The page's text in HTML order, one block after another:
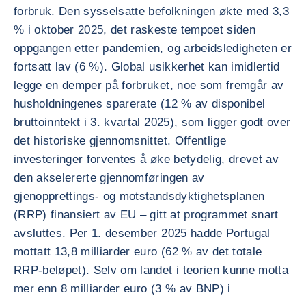
forbruk. Den sysselsatte befolkningen økte med 3,3
% i oktober 2025, det raskeste tempoet siden
oppgangen etter pandemien, og arbeidsledigheten er
fortsatt lav (6 %). Global usikkerhet kan imidlertid
legge en demper på forbruket, noe som fremgår av
husholdningenes sparerate (12 % av disponibel
bruttoinntekt i 3. kvartal 2025), som ligger godt over
det historiske gjennomsnittet. Offentlige
investeringer forventes å øke betydelig, drevet av
den akselererte gjennomføringen av
gjenopprettings- og motstandsdyktighetsplanen
(RRP) finansiert av EU – gitt at programmet snart
avsluttes. Per 1. desember 2025 hadde Portugal
mottatt 13,8 milliarder euro (62 % av det totale
RRP-beløpet). Selv om landet i teorien kunne motta
mer enn 8 milliarder euro (3 % av BNP) i